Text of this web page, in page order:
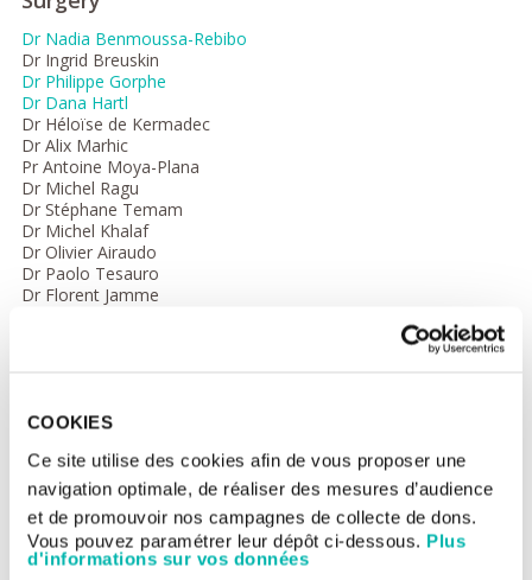
COOKIES
Ce site utilise des cookies afin de vous proposer une
navigation optimale, de réaliser des mesures d’audience
et de promouvoir nos campagnes de collecte de dons.
Vous pouvez paramétrer leur dépôt ci-dessous. Plus
d'informations sur vos données
Dr Nadia Benmoussa-Rebibo
Dr Ingrid Breuskin
Dr Philippe Gorphe
Dr Dana Hartl
Dr Héloïse de Kermadec
Dr Alix Marhic
Pr Antoine Moya-Plana
Dr Michel Ragu
Dr Stéphane Temam
Dr Michel Khalaf
Dr Olivier Airaudo
Dr Paolo Tesauro
Dr Florent Jamme
Dr Nicolas Leymarie
Dr Léo Ouhayoun
Dr Chloé Uzan
Medical oncology
Dr Filippo Dall-Olio
Dr Caroline Even